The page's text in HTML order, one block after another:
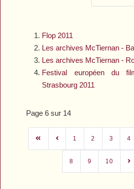
Flop 2011
Les archives McTiernan -
Les archives McTiernan -
Festival européen du
Strasbourg 2011
Page 6 sur 14
1 2 3 4
8 9 10